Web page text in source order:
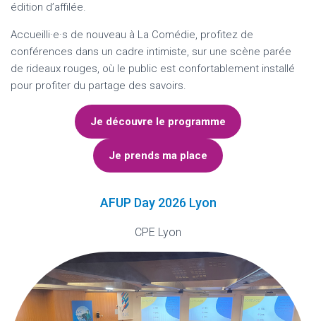
édition d’affilée.
Accueilli·e·s de nouveau à La Comédie, profitez de
conférences dans un cadre intimiste, sur une scène parée
de rideaux rouges, où le public est confortablement installé
pour profiter du partage des savoirs.
Je découvre le programme
Je prends ma place
AFUP Day 2026 Lyon
CPE Lyon